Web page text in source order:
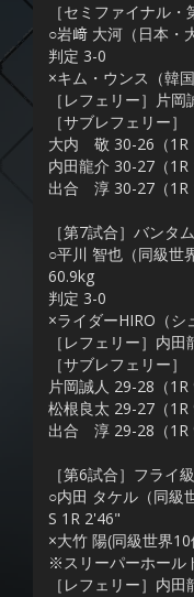
［セミファイナル
○岩﨑 大河（日本・
判定 3-0
×キム・ウンス（韓
［レフェリー］片岡
［サブレフェリー］
大内 敬 30-26（1R
内田龍介 30-27（1R
出合 淳 30-27（1R
［第7試合］バンタ
○平川 智也（同級世
60.9kg
判定 3-0
×ライダーHIRO（
［レフェリー］内田
［サブレフェリー］
片岡誠人 29-28（1R
松根良太 29-27（1R
出合 淳 29-28（1R
［第6試合］フライ
○内田 タケル（同級
S 1R 2'46"
×大竹 陽(同級世界
※スリーパーホール
［レフェリー］内田